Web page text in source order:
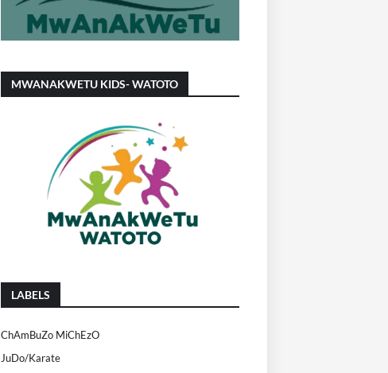
MWANAKWETU KIDS- WATOTO
LABELS
ChAmBuZo MiChEzO
JuDo/Karate